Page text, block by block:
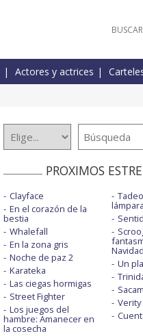
Actores y actrices
PROXIMOS
Clayface
En el corazón de la
bestia
Whalefall
En la zona gris
Noche de paz 2
Karateka
Las ciegas hormigas
Street Fighter
Los juegos del
hambre: Amanecer en
la cosecha
Navidad
Un
Verity